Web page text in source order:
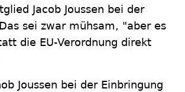
Jacob Joussen bei der
sei zwar mühsam, "aber es
die EU-Verordnung direkt
Joussen bei der Einbringung